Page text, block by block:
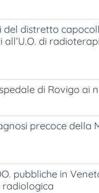
distretto
di
di Rovigo ai
precoce della
pubbliche in
radiologica